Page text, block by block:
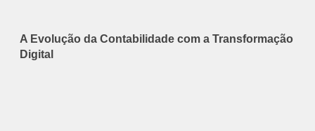
A Evolução da Contabilidade com a Transformação
Digital